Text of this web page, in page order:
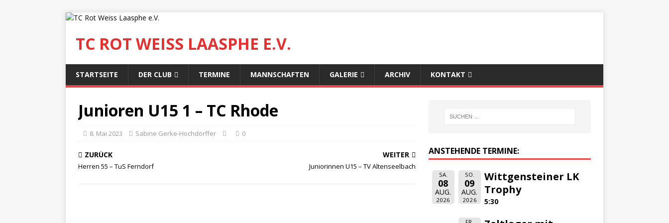
TC ROT WEISS LAASPHE E.V.
STARTSEITE DER CLUB TERMINE MANNSCHAFTEN GALERIE ARCHIV KONTAKT
Junioren U15 1 – TC Rhode
8. Mai 2023 Sabine Gerke-Hochdörffer 0
ZURÜCK
Herren 55 – TuS Ferndorf
WEITER
Juniorinnen U15 – TV Altenseelbach
ANSTEHENDE TERMINE:
SA.
08
AUG.
2026
SO.
09
AUG.
2026
Wittgensteiner LK
Trophy
5:30